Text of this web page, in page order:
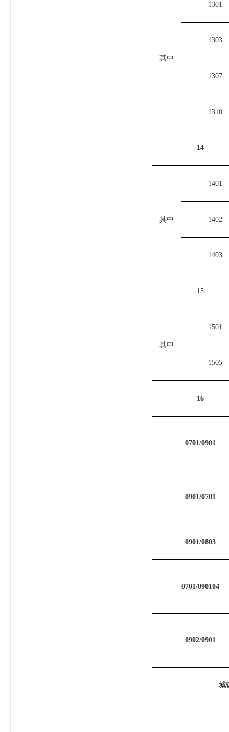
其中
1301
1303
1307
1310
14
其中
1401
1402
1403
15
其中
1501
1505
16
0701/0901
0901/0701
0901/0803
0701/090104
0902/0901
城